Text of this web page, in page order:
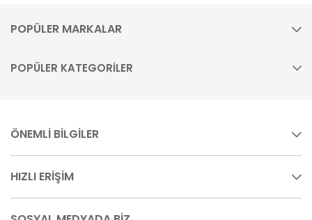
POPÜLER MARKALAR
POPÜLER KATEGORİLER
ÖNEMLİ BİLGİLER
HIZLI ERİŞİM